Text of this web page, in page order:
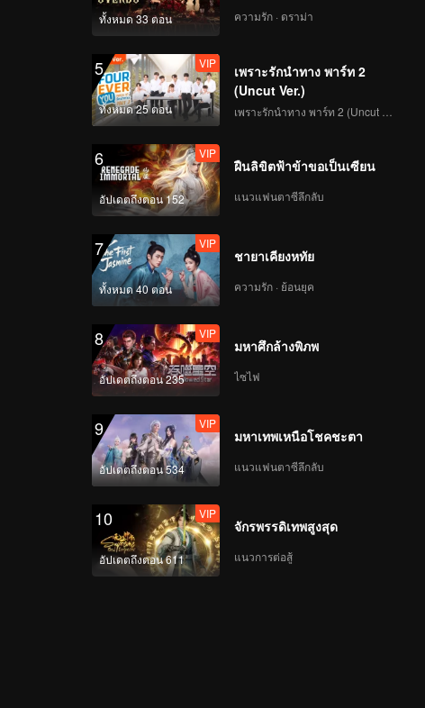
EP9(พาร์ทแรก): ทีม AG
Times เตรียมออกโรง
แล้ว!
EP9(พาร์ทกลาง):
Teens In Times
แทบคลุ้มคลั่ง!
EP9 (พาร์ทจบ): พลัง
เกิงซิน!
VIP
(รีวิวเกมก่อนหน้า)EP9:
โจวเคออวี่ระลึกถึงเส้น
ตลอดทั้ง 3 ซีซันที่ผ่านมา
VIP
ย้อนการแข่งรอบรอง
VIP
ย้อนการแข่งรอบรอง
ฉงชิ่ง
VIP
ราชาแห่งหุบเขา EP9:
แวร์วูฟแสนสนุก!
ทั้งหมด 33 ตอน ความรัก · ดราม่า
5
ทั้งหมด 25 ตอน
VIP
เพราะรักนำทาง พาร์ท 2
(Uncut Ver.)
6
อัปเดตถึงตอน 152
VIP
ฝืนลิขิตฟ้าข้าขอเป็นเซียน
แนวแฟนตาซีลึกลับ
7
ทั้งหมด 40 ตอน
VIP
ชายาเคียงหทัย
ความรัก · ย้อนยุค
8
อัปเดตถึงตอน 235
VIP
มหาศึกล้างพิภพ
ไซไฟ
9
อัปเดตถึงตอน 534
VIP
มหาเทพเหนือโชคชะตา
แนวแฟนตาซีลึกลับ
10
อัปเดตถึงตอน 611
VIP
จักรพรรดิเทพสูงสุด
แนวการต่อสู้